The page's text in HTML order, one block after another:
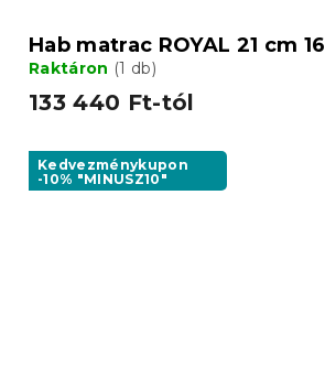
Hab matrac ROYAL 21 cm
Raktáron (1 db)
133 440 Ft-tól
Kedvezménykupon
-10% "MINUSZ10"